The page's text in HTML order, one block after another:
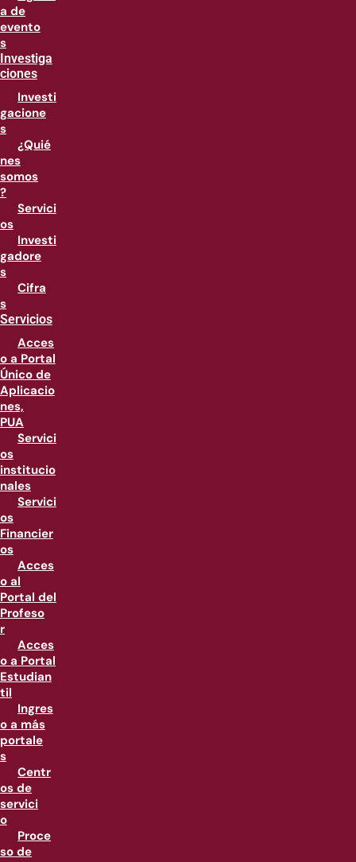
a de
evento
s
Investiga
ciones
Investi
gacione
s
¿Quié
nes
somos
?
Servici
os
Investi
gadore
s
Cifra
s
Servicios
Acces
o a Portal
Único de
Aplicacio
nes,
PUA
Servici
os
institucio
nales
Servici
os
Financier
os
Acces
o al
Portal del
Profeso
r
Acces
o a Portal
Estudian
til
Ingres
o a más
portale
s
Centr
os de
servici
o
Proce
so de